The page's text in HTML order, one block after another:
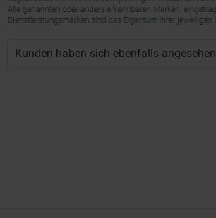
Kunden haben sich ebenfalls angesehen